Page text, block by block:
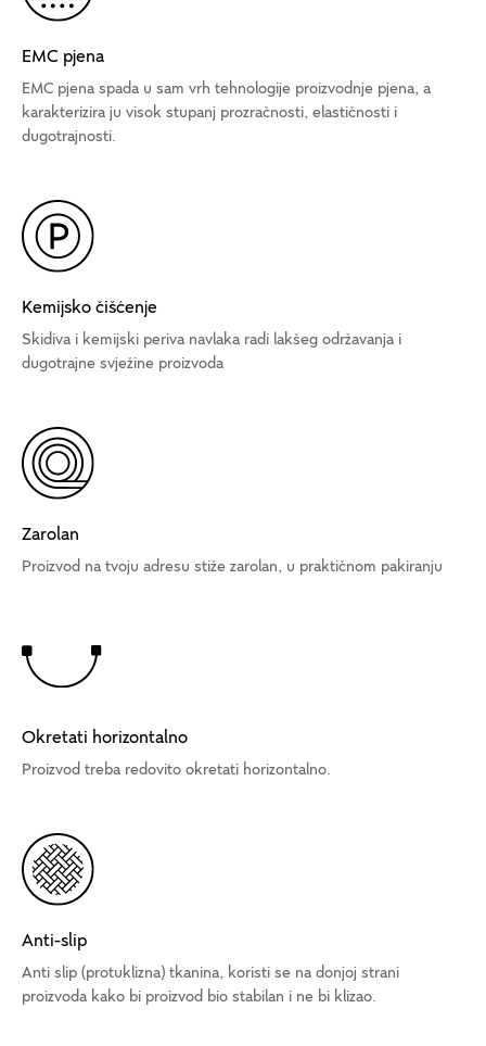
EMC pjena
EMC pjena spada u sam vrh tehnologije proizvodnje pjena, a
karakterizira ju visok stupanj prozračnosti, elastičnosti i
dugotrajnosti.
Kemijsko čišćenje
Skidiva i kemijski periva navlaka radi lakšeg održavanja i
dugotrajne svježine proizvoda
Zarolan
Proizvod na tvoju adresu stiže zarolan, u praktičnom pakiranju
Okretati horizontalno
Proizvod treba redovito okretati horizontalno.
Anti-slip
Anti slip (protuklizna) tkanina, koristi se na donjoj strani
proizvoda kako bi proizvod bio stabilan i ne bi klizao.